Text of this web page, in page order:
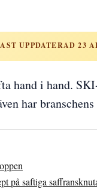
UPPDATERAD 23
hand i hand.
har
på saftiga